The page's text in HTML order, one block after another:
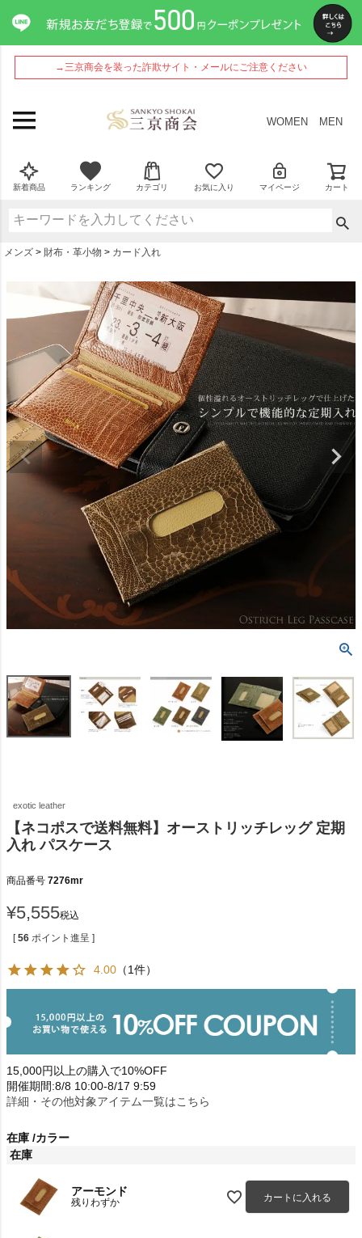
→三京商会を装った詐欺サイト・メールにご注意ください
WOMEN MEN
新着商品 ランキング カテゴリ お気に入り マイページ カート
メンズ 財布・革小物 カード入れ
exotic leather
【ネコポスで送料無料】オーストリッチレッグ 定期
入れ パスケース
商品番号 7276mr
¥5,555税込
[ 56 ポイント進呈 ]
4.00 （1件）
15,000円以上の購入で10%OFF
開催期間:8/8 10:00-8/17 9:59
詳細・その他対象アイテム一覧はこちら
在庫 カラー
在庫
アーモンド
残りわずか カートに入れる
ペー
ジト
ップ
へ